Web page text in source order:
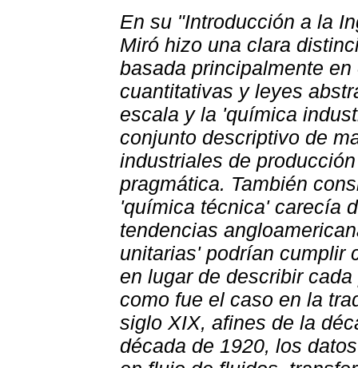
En su "Introducción a la
Miró hizo una clara
basada principalmente
cuantitativas y leyes
escala y la 'química
conjunto descriptivo de
industriales de
pragmática. También
'química técnica' carecía
tendencias
unitarias' podrían cumplir
en lugar de describir
como fue el caso en la
siglo XIX, afines de la
década de 1920, los